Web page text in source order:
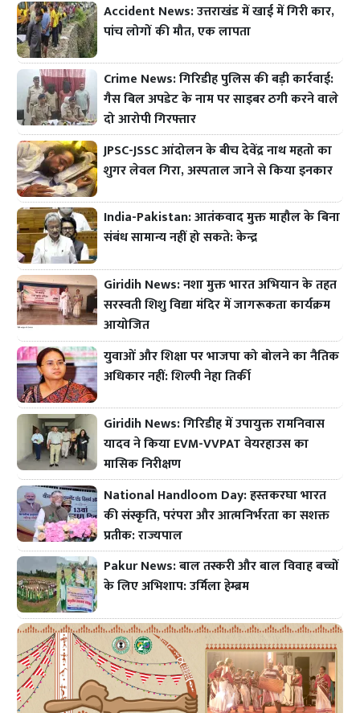
Accident News: उत्तराखंड में खाई में गिरी कार,
पांच लोगों की मौत, एक लापता
Crime News: गिरिडीह पुलिस की बड़ी कार्रवाई:
गैस बिल अपडेट के नाम पर साइबर ठगी करने वाले
दो आरोपी गिरफ्तार
JPSC-JSSC आंदोलन के बीच देवेंद्र नाथ महतो का
शुगर लेवल गिरा, अस्पताल जाने से किया इनकार
India-Pakistan: आतंकवाद मुक्त माहौल के बिना
संबंध सामान्य नहीं हो सकते: केन्द्र
Giridih News: नशा मुक्त भारत अभियान के तहत
सरस्वती शिशु विद्या मंदिर में जागरूकता कार्यक्रम
आयोजित
युवाओं और शिक्षा पर भाजपा को बोलने का नैतिक
अधिकार नहीं: शिल्पी नेहा तिर्की
Giridih News: गिरिडीह में उपायुक्त रामनिवास
यादव ने किया EVM-VVPAT वेयरहाउस का
मासिक निरीक्षण
National Handloom Day: हस्तकरघा भारत
की संस्कृति, परंपरा और आत्मनिर्भरता का सशक्त
प्रतीक: राज्यपाल
Pakur News: बाल तस्करी और बाल विवाह बच्चों
के लिए अभिशाप: उर्मिला हेम्ब्रम